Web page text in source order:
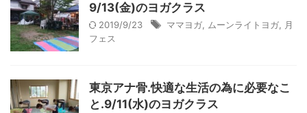
9/13(金)のヨガクラス
2019/9/23 ママヨガ ムーンライトヨガ
月
フェス
東京アナ骨.快適な生活の為に必要なこ
と.9/11(水)のヨガクラス